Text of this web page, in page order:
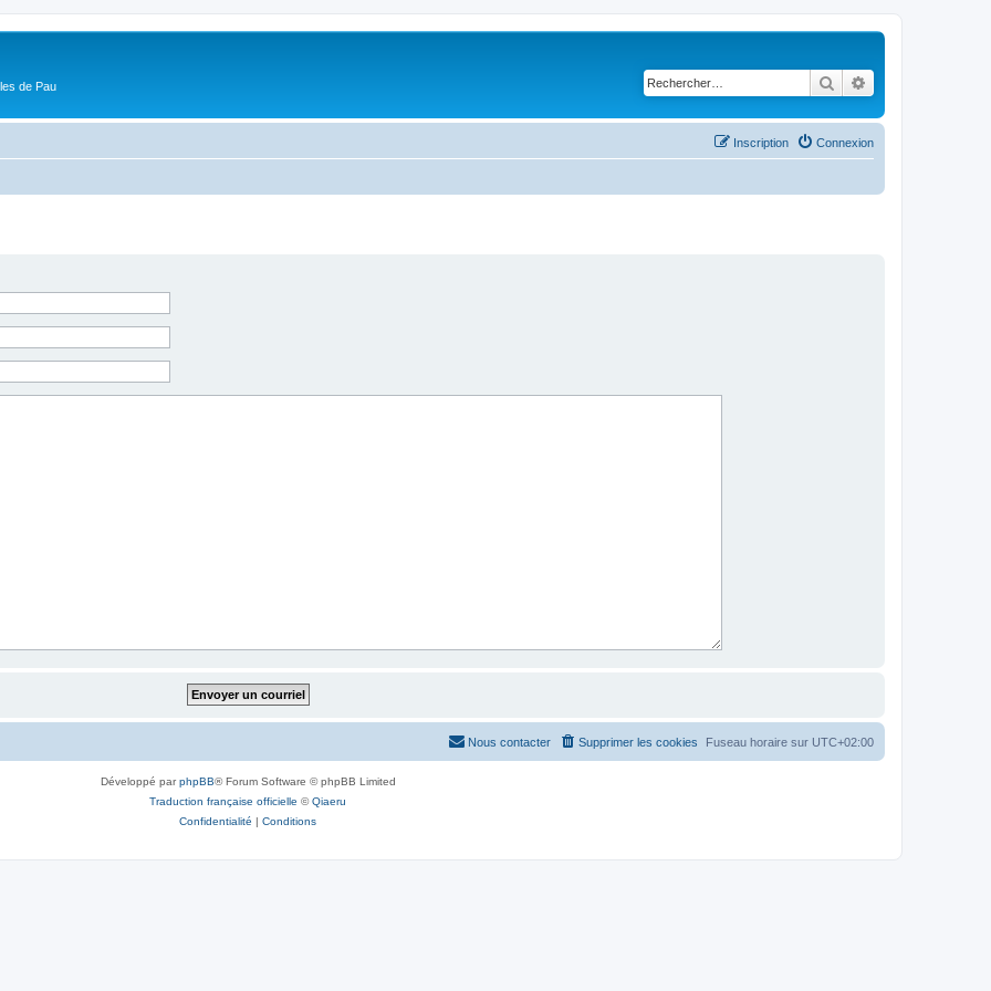
de Pau Rechercher
Connexion
Inscription
Fuseau horaire sur UTC+02:00
Supprimer les cookies
Nous contacter
Développé parphpBB® Forum Software © phpBB Limited
Traduction française officielle ©Qiaeru
Confidentialité | Conditions